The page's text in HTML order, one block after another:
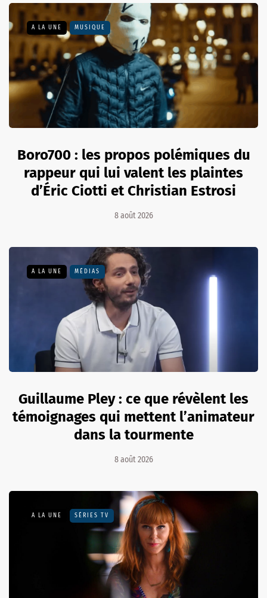
A LA UNE MUSIQUE
Boro700 : les propos polémiques du
rappeur qui lui valent les plaintes
d’Éric Ciotti et Christian Estrosi
8 août 2026
A LA UNE MÉDIAS
Guillaume Pley : ce que révèlent les
témoignages qui mettent l’animateur
dans la tourmente
8 août 2026
A LA UNE SÉRIES TV